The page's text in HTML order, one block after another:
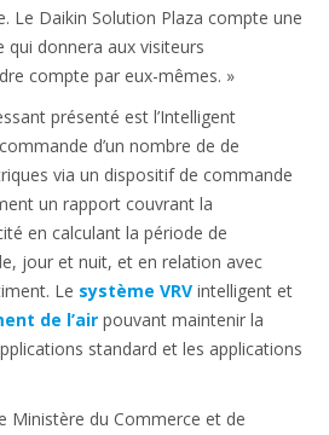
Le Daikin Solution Plaza compte une
qui donnera aux visiteurs
compte par eux-mêmes. »
présenté est l’Intelligent
d’un nombre de de
via un dispositif de commande
un rapport couvrant la
en calculant la période de
jour et nuit, et en relation avec
Le système VRV intelligent et
de l’air pouvant maintenir la
standard et les applications
Ministère du Commerce et de